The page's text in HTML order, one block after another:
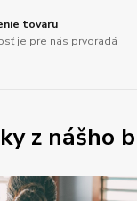
tovaru
je pre nás prvoradá
z nášho